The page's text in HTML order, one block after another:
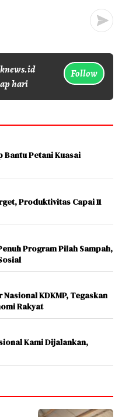
hari
Follow
Bantu Petani Kuasai
Produktivitas Capai 11
Program Pilah Sampah,
KDKMP, Tegaskan
Rakyat
Kami Dijalankan,